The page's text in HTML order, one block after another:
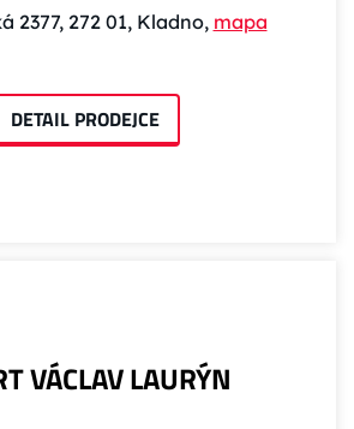
2377, 272 01, Kladno, mapa
DETAIL PRODEJCE
VÁCLAV LAURÝN